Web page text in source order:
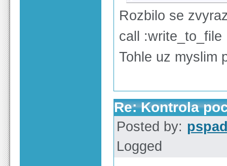
Rozbilo se
call :write_to_file
Tohle uz myslim
Re: Kontrola
Posted by:
Logged